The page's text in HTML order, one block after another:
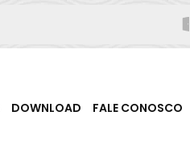
DOWNLOAD FALE CONOSCO